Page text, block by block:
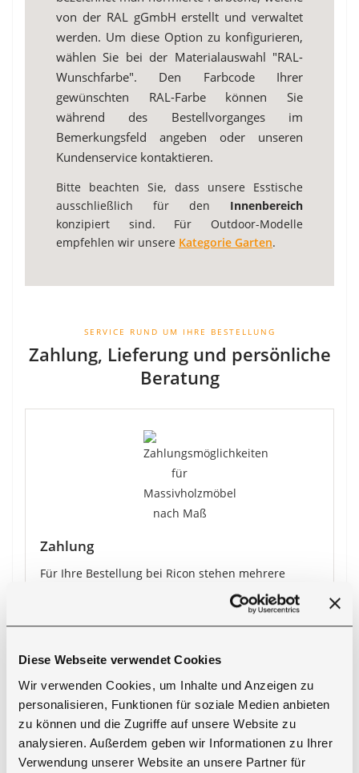
Diese Webseite verwendet Cookies
Wir verwenden Cookies, um Inhalte und Anzeigen zu
personalisieren, Funktionen für soziale Medien anbieten
zu können und die Zugriffe auf unsere Website zu
analysieren. Außerdem geben wir Informationen zu Ihrer
Verwendung unserer Website an unsere Partner für
von der RAL gGmbH erstellt und verwaltet
werden. Um diese Option zu konfigurieren,
wählen Sie bei der Materialauswahl "RAL-
Wunschfarbe". Den Farbcode Ihrer
gewünschten RAL-Farbe können Sie
während des Bestellvorganges im
Bemerkungsfeld angeben oder unseren
Kundenservice kontaktieren.
Bitte beachten Sie, dass unsere Esstische
ausschließlich für den Innenbereich
konzipiert sind. Für Outdoor-Modelle
empfehlen wir unsere Kategorie Garten.
SERVICE RUND UM IHRE BESTELLUNG
Zahlung, Lieferung und persönliche
Beratung
Zahlung
Für Ihre Bestellung bei Ricon stehen mehrere
●Nachnahme
●Kreditkarte
Bei Zahlung per Vorkasse erhalten Sie5 % Rabatt
auf den Produktpreis.